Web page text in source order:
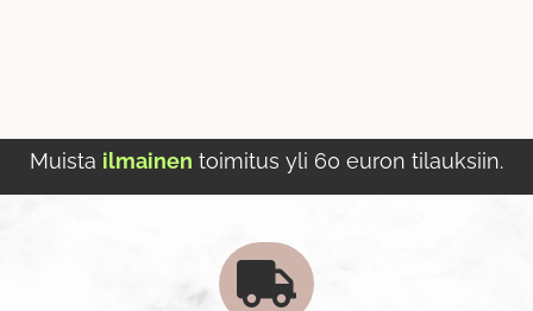
Muista ilmainen toimitus yli 60 euron tilauksiin.